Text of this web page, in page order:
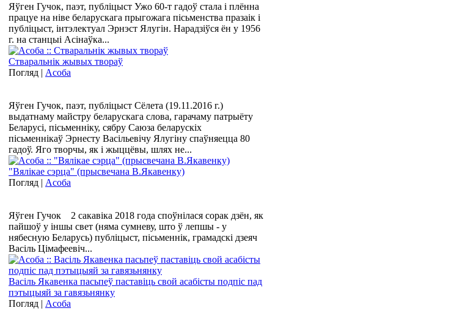
Яўген Гучок, паэт, публіцыст Ужо 60-т гадоў стала і плённа
працуе на ніве беларускага прыгожага пісьменства празаік і
публіцыст, інтэлектуал Эрнэст Ялугін. Нарадзіўся ён у 1956
г. на станцыі Асінаўка...
Стваральнік жывых твораў
Погляд | Асоба
Яўген Гучок, паэт, публіцыст Сёлета (19.11.2016 г.)
выдатнаму майстру беларускага слова, гарачаму патрыёту
Беларусі, пісьменніку, сябру Саюза беларускіх
пісьменнікаў Эрнесту Васільевічу Ялугіну спаўняецца 80
гадоў. Яго творчы, як і жыццёвы, шлях не...
"Вялікае сэрца" (прысвечана В.Якавенку)
Погляд | Асоба
Яўген Гучок 2 сакавіка 2018 года споўнілася сорак дзён, як
пайшоў у іншы свет (няма сумневу, што ў лепшы - у
нябесную Беларусь) публіцыст, пісьменнік, грамадскі дзеяч
Васіль Цімафеевіч...
Васіль Якавенка пасьпеў паставіць свой асабісты подпіс пад
пэтыцыяй за гавязьнянку
Погляд | Асоба